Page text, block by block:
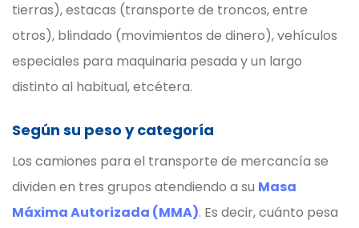
tierras), estacas (transporte de troncos, entre
otros), blindado (movimientos de dinero), vehículos
especiales para maquinaria pesada y un largo
distinto al habitual, etcétera.
Según su peso y categoría
Los camiones para el transporte de mercancía se
dividen en tres grupos atendiendo a su Masa
Máxima Autorizada (MMA). Es decir, cuánto pesa